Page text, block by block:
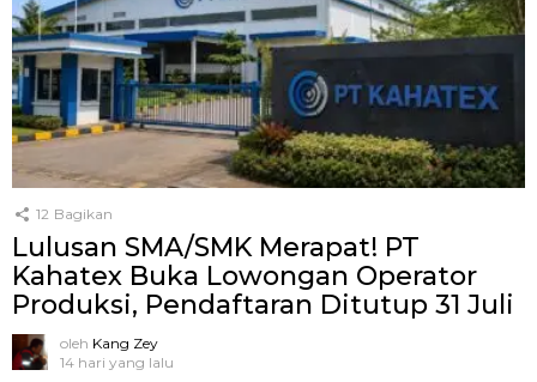
12 Bagikan
Lulusan SMA/SMK Merapat! PT
Kahatex Buka Lowongan Operator
Produksi, Pendaftaran Ditutup 31 Juli
oleh Kang Zey
14 hari yang lalu